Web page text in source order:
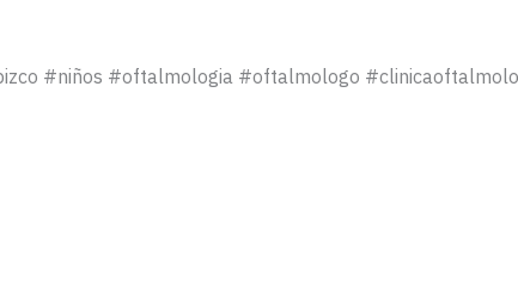
#niños #oftalmologia #oftalmologo